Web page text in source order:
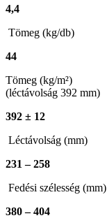
4,4
Tömeg (kg/db)
44
Tömeg (kg/m²)
(léctávolság 392 mm)
392 ± 12
Léctávolság (mm)
231 – 258
Fedési szélesség (mm)
380 – 404